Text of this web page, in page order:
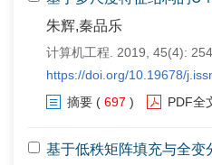
朱辉,秦品乐
计算机工程. 2019, 45(4):
https://doi.org/10.19678/
摘要 ( 697 ) PDF全
基于低秩矩阵填充与全变